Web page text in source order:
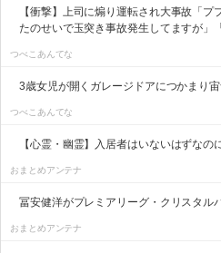
【衝撃】上司に煽り運転され大事故「
たのせいで玉突き事故発生してますが」
つべこあんてな
3歳女児が開くガレージドアにつかまり
つべこあんてな
【心霊・幽霊】入居者はいないはずなの
おまとめアンテナ
冨安健洋がプレミアリーグ・クリスタル
おまとめアンテナ